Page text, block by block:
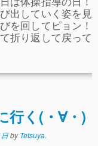
出していく姿を見
を回してピョン！
折り返して戻って
行く(・∀・)
byTetsuya.